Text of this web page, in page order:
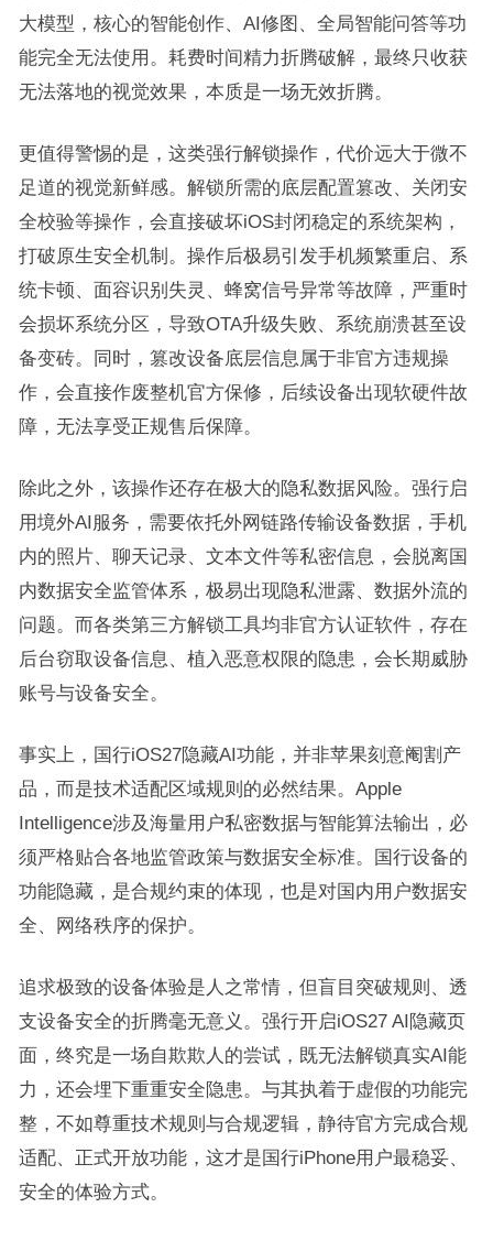
大模型，核心的智能创作、AI修图、全局智能问答等功
能完全无法使用。耗费时间精力折腾破解，最终只收获
无法落地的视觉效果，本质是一场无效折腾。
更值得警惕的是，这类强行解锁操作，代价远大于微不
足道的视觉新鲜感。解锁所需的底层配置篡改、关闭安
全校验等操作，会直接破坏iOS封闭稳定的系统架构，
打破原生安全机制。操作后极易引发手机频繁重启、系
统卡顿、面容识别失灵、蜂窝信号异常等故障，严重时
会损坏系统分区，导致OTA升级失败、系统崩溃甚至设
备变砖。同时，篡改设备底层信息属于非官方违规操
作，会直接作废整机官方保修，后续设备出现软硬件故
障，无法享受正规售后保障。
除此之外，该操作还存在极大的隐私数据风险。强行启
用境外AI服务，需要依托外网链路传输设备数据，手机
内的照片、聊天记录、文本文件等私密信息，会脱离国
内数据安全监管体系，极易出现隐私泄露、数据外流的
问题。而各类第三方解锁工具均非官方认证软件，存在
后台窃取设备信息、植入恶意权限的隐患，会长期威胁
账号与设备安全。
事实上，国行iOS27隐藏AI功能，并非苹果刻意阉割产
品，而是技术适配区域规则的必然结果。Apple
Intelligence涉及海量用户私密数据与智能算法输出，必
须严格贴合各地监管政策与数据安全标准。国行设备的
功能隐藏，是合规约束的体现，也是对国内用户数据安
全、网络秩序的保护。
追求极致的设备体验是人之常情，但盲目突破规则、透
支设备安全的折腾毫无意义。强行开启iOS27 AI隐藏页
面，终究是一场自欺欺人的尝试，既无法解锁真实AI能
力，还会埋下重重安全隐患。与其执着于虚假的功能完
整，不如尊重技术规则与合规逻辑，静待官方完成合规
适配、正式开放功能，这才是国行iPhone用户最稳妥、
安全的体验方式。